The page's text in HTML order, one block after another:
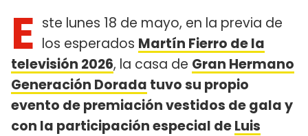
E ste lunes 18 de mayo, en la previa de
los esperados Martín Fierro de la
televisión 2026, la casa de Gran Hermano
Generación Dorada tuvo su propio
evento de premiación vestidos de gala y
con la participación especial deLuis